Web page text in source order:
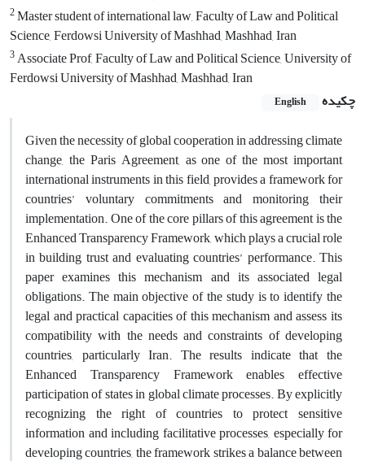
2Master student of international law, Faculty of Law and Political
Science, Ferdowsi University of Mashhad, Mashhad, Iran
3Associate Prof, Faculty of Law and Political Science, University of
Ferdowsi University of Mashhad, Mashhad, Iran
چکیده
English
Given the necessity of global cooperation in addressing climate
change, the Paris Agreement, as one of the most important
international instruments in this field, provides a framework for
countries’ voluntary commitments and monitoring their
implementation. One of the core pillars of this agreement is the
Enhanced Transparency Framework, which plays a crucial role
in building trust and evaluating countries’ performance. This
paper examines this mechanism and its associated legal
obligations. The main objective of the study is to identify the
legal and practical capacities of this mechanism and assess its
compatibility with the needs and constraints of developing
countries, particularly Iran. The results indicate that the
Enhanced Transparency Framework enables effective
participation of states in global climate processes. By explicitly
recognizing the right of countries to protect sensitive
information and including facilitative processes, especially for
developing countries, the framework strikes a balance between